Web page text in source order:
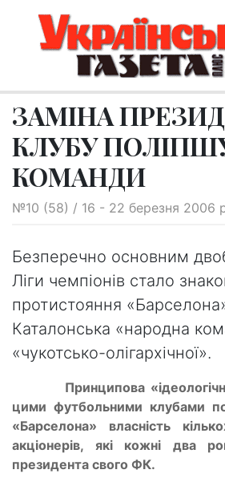
ЗАМІНА
КЛУБУ
КОМАНДИ
№10 (58) / 16 - 22 березня 2006
Безперечно основним
Ліги чемпіонів стало
протистояння
Каталонська «народна
«чукотсько-олігархічної».
Принципова
цими футбольними клубами
«Барселона» власність
акціонерів, які кожні два
президента свого ФК.